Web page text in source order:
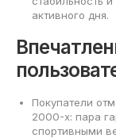
активного дня.
Покупатели
2000-х: пара
спортивными